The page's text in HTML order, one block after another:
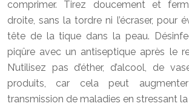
comprimer. Tirez doucement et
droite, sans la tordre ni l’écraser, pour
tête de la tique dans la peau.
piqûre avec un antiseptique après le
N’utilisez pas d’éther, d’alcool, de
produits, car cela peut
transmission de maladies en stressant